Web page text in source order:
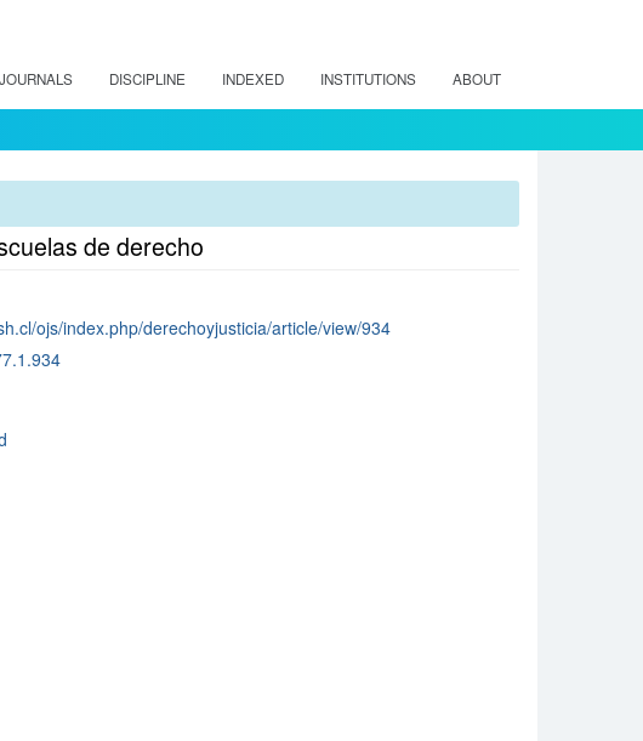
JOURNALS DISCIPLINE INDEXED INSTITUTIONS ABOUT
de derecho
ojs/index.php/derechoyjusticia/article/view/934